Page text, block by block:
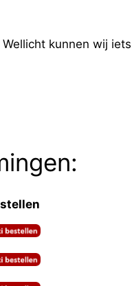
kunnen wij